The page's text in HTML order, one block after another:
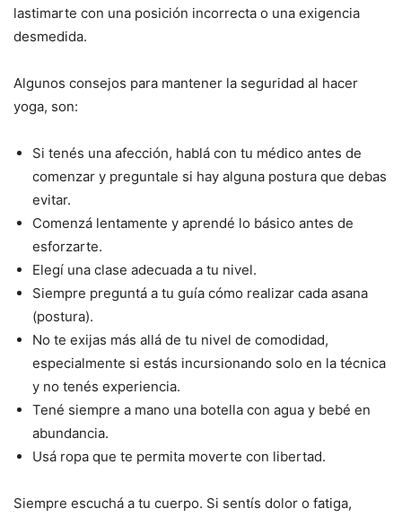
lastimarte con una posición incorrecta o una exigencia
desmedida.
Algunos consejos para mantener la seguridad al hacer
yoga, son:
Si tenés una afección, hablá con tu médico antes de
comenzar y preguntale si hay alguna postura que debas
evitar.
Comenzá lentamente y aprendé lo básico antes de
esforzarte.
Elegí una clase adecuada a tu nivel.
Siempre preguntá a tu guía cómo realizar cada asana
(postura).
No te exijas más allá de tu nivel de comodidad,
especialmente si estás incursionando solo en la técnica
y no tenés experiencia.
Tené siempre a mano una botella con agua y bebé en
abundancia.
Usá ropa que te permita moverte con libertad.
Siempre escuchá a tu cuerpo. Si sentís dolor o fatiga,